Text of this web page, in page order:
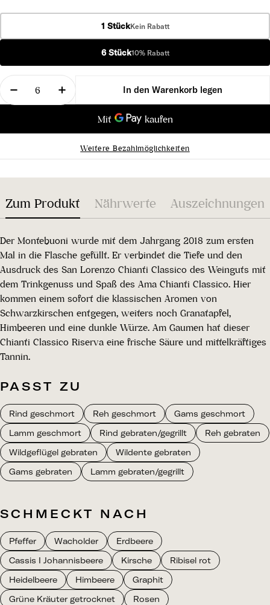
1 StückKein Rabatt
6 Stück10% Rabatt
Menge
Menge für Montebuoni Chianti Classico Riserva
Menge für Montebuoni Chianti Classico
In den Warenkorb legen
Weitere Bezahlmöglichkeiten
Zum Produkt Nährwerte Auszeichnungen
Der Montebuoni wurde mit dem Jahrgang 2018 zum ersten
Mal in die Flasche gefüllt. Er verbindet die Tiefe und den
Ausdruck des San Lorenzo Chianti Classico des Weinguts mit
dem Trinkgenuss und Spaß des Ama Chianti Classico. Hier
kommen einem sofort die klassischen Aromen von
Schwarzkirschen entgegen, weiters noch Granatapfel,
Himbeeren und eine dunkle Würze. Am Gaumen hat dieser
Chianti Classico Riserva eine frische Säure und mittelkräftiges
Tannin.
PASST ZU
Rind geschmort Reh geschmort
Gams geschmort
Lamm geschmort
Rind gebraten/gegrillt
Reh gebraten
Wildgeflügel gebraten
Wildente gebraten
Gams gebraten
Lamm gebraten/gegrillt
SCHMECKT NACH
Pfeffer Wacholder
Erdbeere
Cassis I Johannisbeere
Kirsche
Ribisel rot
Heidelbeere
Himbeere
Graphit
Grüne Kräuter getrocknet
Rosen